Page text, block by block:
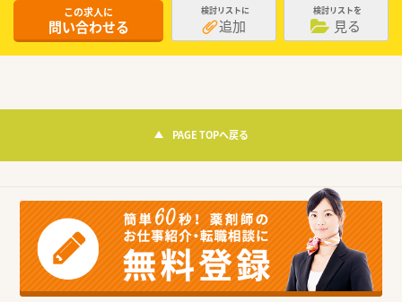
この求人に
問い合わせる
検討リストに
追加
検討リストを
見る
PAGE TOPへ戻る